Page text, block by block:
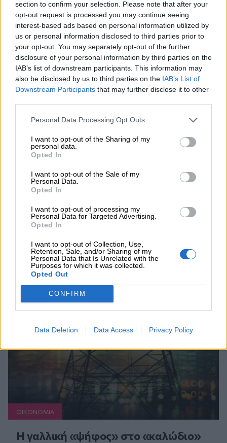
section to confirm your selection. Please note that after your
opt-out request is processed you may continue seeing
interest-based ads based on personal information utilized by
us or personal information disclosed to third parties prior to
your opt-out. You may separately opt-out of the further
disclosure of your personal information by third parties on the
IAB’s list of downstream participants. This information may
also be disclosed by us to third parties on the IAB’s List of
Downstream Participants that may further disclose it to other
Personal Data Processing Opt Outs
I want to opt-out of the Sharing of my
personal data.
Opted In
I want to opt-out of the Sale of my
Personal Data.
Opted In
I want to opt-out of processing my
Personal Data for Targeted Advertising.
Opted In
I want to opt-out of Collection, Use,
Retention, Sale, and/or Sharing of my
Personal Data that Is Unrelated with the
Purposes for which it was collected.
Opted Out
CONFIRM
Data Deletion Data Access Privacy Policy
ERGO Hellas: Μέτρα στήριξης για τους πληγέντες
ασφαλισμένους της από τις πυρκαγιές
04.08.2026 - 12:40
Τράπεζα Κύπρου: Ενισχυμένες κατά 31% οι ασφαλιστικές
υπηρεσίες - Κέρδη €252 εκατ. (+7%) και ROTE 18.8% στο
Σπύρος Γεωργαράς - «ΥΓΕΙΑ» / Ερευνητικό και Θεραπευτικό
Ινστιτούτο ΟΦΘΑΛΜΟΣ
04.08.2026 - 11:46
10 βασικές συμβουλές για προστασία μετά από πυρκαγιά
Συνεχής ροή
ΟΙΚΟΝΟΜΙΑ
Η γαλλική «ψήφος» στο «καλώδιο»